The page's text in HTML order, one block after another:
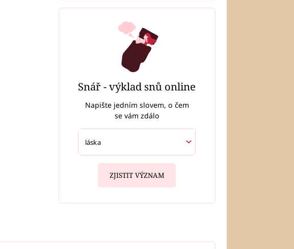
Snář - výklad snů online
Napište jedním slovem, o čem
se vám zdálo
ZJISTIT VÝZNAM